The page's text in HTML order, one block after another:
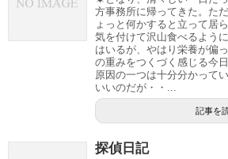
方事務所に帰ってきた。た
ょっと何かすると立って居
気を付けて沢山食べるよう
はいるが、やはり栄養が偏
の重みをつくづく感じる今
原因の一つは十分分かって
いいのだが・・...
記事を
探偵日記